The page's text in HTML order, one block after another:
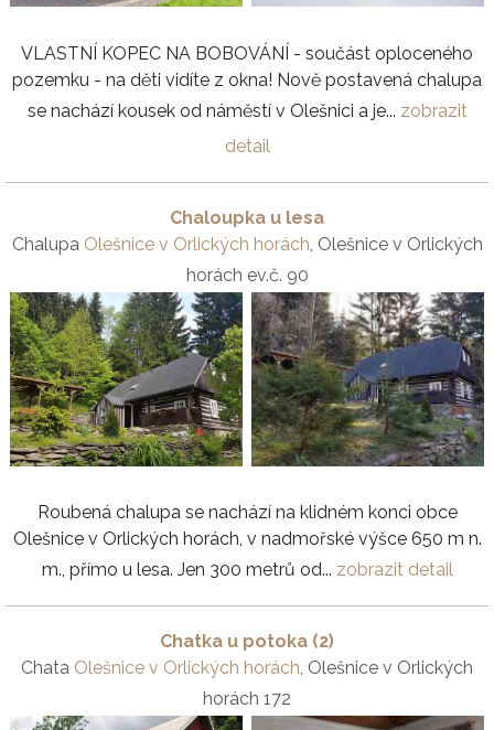
VLASTNÍ KOPEC NA BOBOVÁNÍ - součást oploceného
pozemku - na děti vidíte z okna! Nově postavená chalupa
se nachází kousek od náměstí v Olešnici a je... zobrazit
detail
Chaloupka u lesa
Chalupa Olešnice v Orlických horách , Olešnice v Orlických
horách ev.č. 90
Roubená chalupa se nachází na klidném konci obce
Olešnice v Orlických horách, v nadmořské výšce 650 m n.
m., přímo u lesa. Jen 300 metrů od... zobrazit detail
Chatka u potoka (2)
Chata Olešnice v Orlických horách , Olešnice v Orlických
horách 172